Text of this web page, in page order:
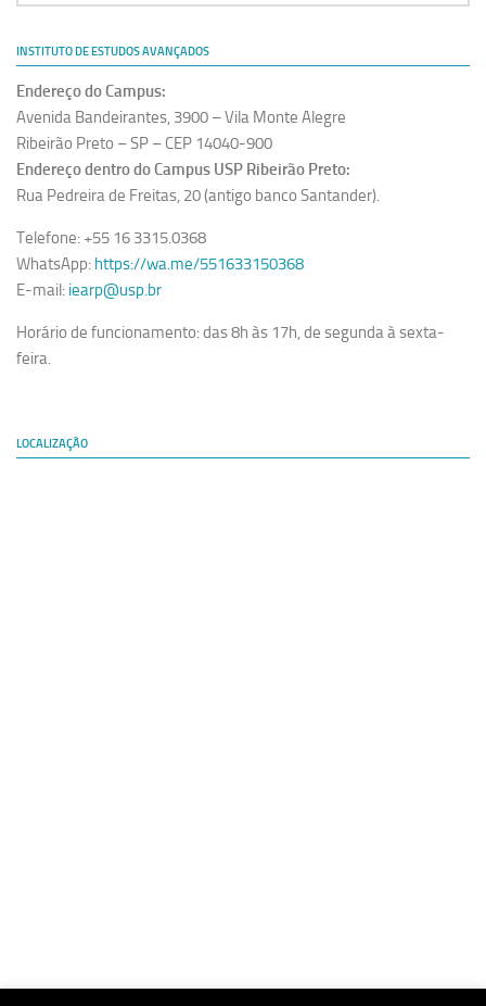
INSTITUTO DE ESTUDOS AVANÇADOS
Endereço do Campus:
Avenida Bandeirantes, 3900 – Vila Monte Alegre
Ribeirão Preto – SP – CEP 14040-900
Endereço dentro do Campus USP Ribeirão Preto:
Rua Pedreira de Freitas, 20 (antigo banco Santander).
Telefone: +55 16 3315.0368
WhatsApp: https://wa.me/551633150368
E-mail: iearp@usp.br
Horário de funcionamento: das 8h às 17h, de segunda à sexta-
feira.
LOCALIZAÇÃO